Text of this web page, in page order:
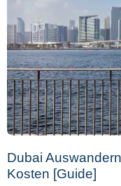
Dubai
Kosten [Guide]